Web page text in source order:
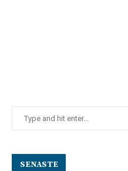
SENASTE